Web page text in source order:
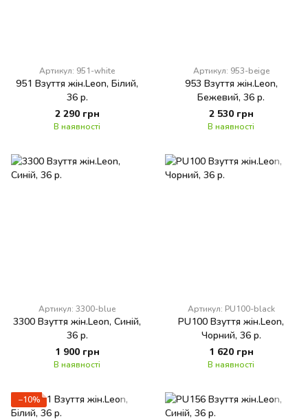
Артикул: 951-white
951 Взуття жін.Leon, Білий,
36 р.
2 290 грн
В наявності
Артикул: 953-beige
953 Взуття жін.Leon,
Бежевий, 36 р.
2 530 грн
В наявності
Артикул: 3300-blue
3300 Взуття жін.Leon, Синій,
36 р.
1 900 грн
В наявності
Артикул: PU100-black
PU100 Взуття жін.Leon,
Чорний, 36 р.
1 620 грн
В наявності
−10%